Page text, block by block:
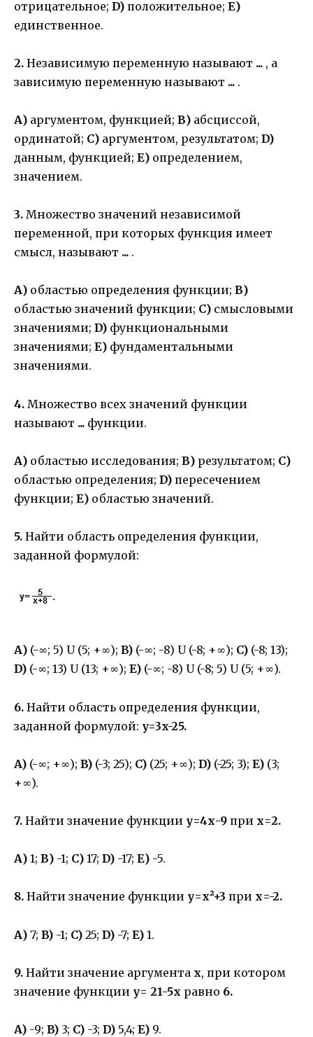
отрицательное; D) положительное; Е)
единственное.
2. Независимую переменную называют ... , а
зависимую переменную называют ... .
А) аргументом, функцией; В) абсциссой,
ординатой; С) аргументом, результатом; D)
данным, функцией; Е) определением,
значением.
3. Множество значений независимой
переменной, при которых функция имеет
смысл, называют ... .
А) областью определения функции; В)
областью значений функции; С) смысловыми
значениями; D) функциональными
значениями; Е) фундаментальными
значениями.
4. Множество всех значений функции
называют ... функции.
А) областью исследования; В) результатом; С)
областью определения; D) пересечением
функции; Е) областью значений.
5. Найти область определения функции,
заданной формулой:
А) (-∞; 5) U (5; +∞); B) (-∞; -8) U (-8; +∞); C) (-8; 13);
D) (-∞; 13) U (13; +∞); E) (-∞; -8) U (-8; 5) U (5; +∞).
6. Найти область определения функции,
заданной формулой: y=3x-25.
A) (-∞; +∞); B) (-3; 25); C) (25; +∞); D) (-25; 3); E) (3;
+∞).
7. Найти значение функции у=4х-9 при х=2.
А) 1; В) -1; С) 17; D) -17; Е) -5.
8. Найти значение функции у=х²+3 при х=-2.
А) 7; B) -1; C) 25; D) -7; E) 1.
9. Найти значение аргумента х, при котором
значение функции у= 21-5х равно 6.
A) -9; B) 3; C) -3; D) 5,4; E) 9.